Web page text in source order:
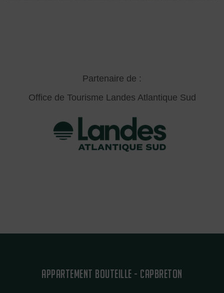
Partenaire de :
Office de Tourisme Landes Atlantique Sud
APPARTEMENT BOUTEILLE - CAPBRETON